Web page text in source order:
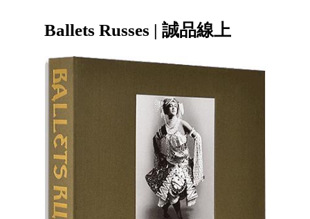
Ballets Russes | 誠品線上